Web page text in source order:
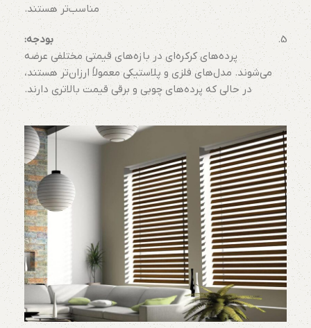
مناسب‌تر هستند.
بودجه:
پرده‌های کرکره‌ای در بازه‌های قیمتی مختلفی عرضه
می‌شوند. مدل‌های فلزی و پلاستیکی معمولاً ارزان‌تر هستند،
در حالی که پرده‌های چوبی و برقی قیمت بالاتری دارند.